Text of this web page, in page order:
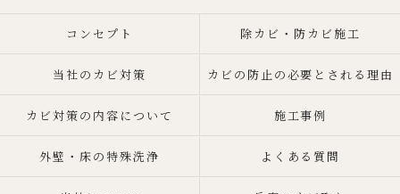
コンセプト 除カビ・防カビ施工
当社のカビ対策 カビの防止の必要とされる理由
カビ対策の内容について 施工事例
外壁・床の特殊洗浄 よくある質問